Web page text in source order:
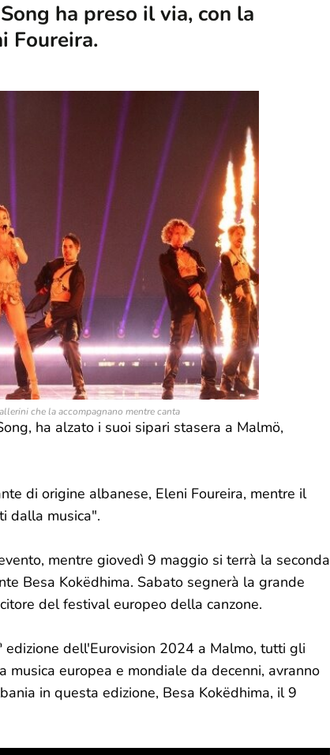
ha preso il via, con la
Foureira.
che la accompagnano mentre canta
ha alzato i suoi sipari stasera a Malmö,
di origine albanese, Eleni Foureira, mentre il
dalla musica".
mentre giovedì 9 maggio si terrà la seconda
Besa Kokëdhima. Sabato segnerà la grande
del festival europeo della canzone.
dell'Eurovision 2024 a Malmo, tutti gli
europea e mondiale da decenni, avranno
in questa edizione, Besa Kokëdhima, il 9